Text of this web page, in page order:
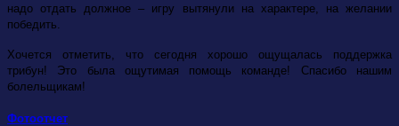
надо отдать должное – игру вытянули на характере, на желании
победить.
Хочется отметить, что сегодня хорошо ощущалась поддержка
трибун! Это была ощутимая помощь команде! Спасибо нашим
болельщикам!
Фотоотчет